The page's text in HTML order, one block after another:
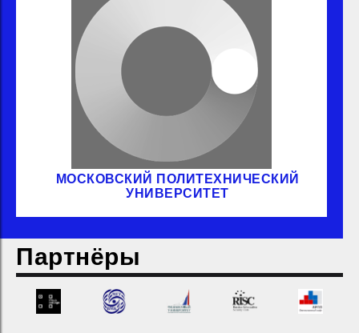
МОСКОВСКИЙ ПОЛИТЕХНИЧЕСКИЙ
УНИВЕРСИТЕТ
Партнёры